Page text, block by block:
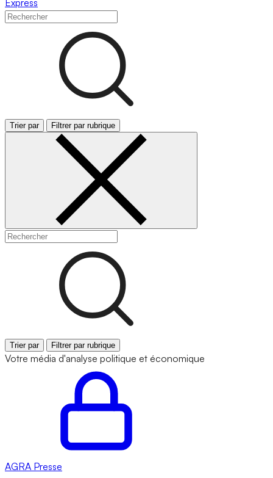
Express
Trier par Filtrer par rubrique
Trier par Filtrer par rubrique
Votre média d'analyse politique et économique
AGRA Presse